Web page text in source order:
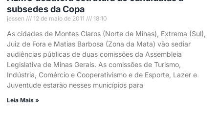
subsedes da Copa
jessen 12 de maio de 2011 18:10
As cidades de Montes Claros (Norte de Minas), Extrema (Sul),
Juiz de Fora e Matias Barbosa (Zona da Mata) vão sediar
audiências públicas de duas comissões da Assembleia
Legislativa de Minas Gerais. As comissões de Turismo,
Indústria, Comércio e Cooperativismo e de Esporte, Lazer e
Juventude estarão nesses municípios para
Leia Mais »